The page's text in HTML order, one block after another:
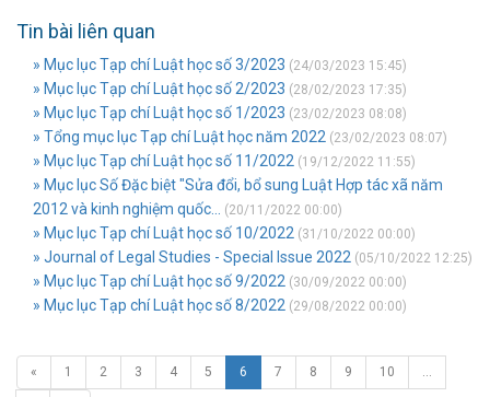
Tin bài liên quan
» Mục lục Tạp chí Luật học số 3/2023 (24/03/2023 15:45)
» Mục lục Tạp chí Luật học số 2/2023 (28/02/2023 17:35)
» Mục lục Tạp chí Luật học số 1/2023 (23/02/2023 08:08)
» Tổng mục lục Tạp chí Luật học năm 2022 (23/02/2023 08:07)
» Mục lục Tạp chí Luật học số 11/2022 (19/12/2022 11:55)
» Mục lục Số Đặc biệt "Sửa đổi, bổ sung Luật Hợp tác xã năm
2012 và kinh nghiệm quốc...
(20/11/2022 00:00)
» Mục lục Tạp chí Luật học số 10/2022 (31/10/2022 00:00)
» Journal of Legal Studies - Special Issue 2022 (05/10/2022 12:25)
» Mục lục Tạp chí Luật học số 9/2022 (30/09/2022 00:00)
» Mục lục Tạp chí Luật học số 8/2022 (29/08/2022 00:00)
« 1 2 3 4 5 6 7 8 9 10 …